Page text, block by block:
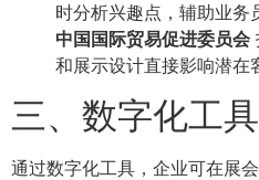
时分析兴趣点，辅助业务
中国国际贸易促进委员会
和展示设计直接影响潜在
三、数字化工
通过数字化工具，企业可在展